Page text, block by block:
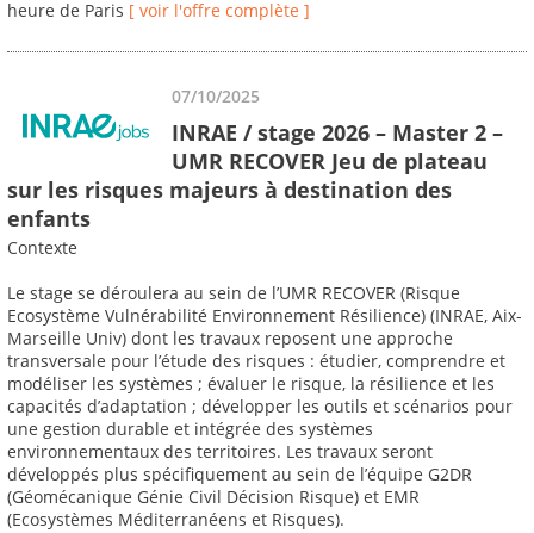
heure de Paris [ voir l'offre complète ]
07/10/2025
INRAE / stage 2026 – Master 2 –
UMR RECOVER Jeu de plateau
sur les risques majeurs à destination des
enfants
Contexte
Le stage se déroulera au sein de l’UMR RECOVER (Risque
Ecosystème Vulnérabilité Environnement Résilience) (INRAE, Aix-
Marseille Univ) dont les travaux reposent une approche
transversale pour l’étude des risques : étudier, comprendre et
modéliser les systèmes ; évaluer le risque, la résilience et les
capacités d’adaptation ; développer les outils et scénarios pour
une gestion durable et intégrée des systèmes
environnementaux des territoires. Les travaux seront
développés plus spécifiquement au sein de l’équipe G2DR
(Géomécanique Génie Civil Décision Risque) et EMR
(Ecosystèmes Méditerranéens et Risques).